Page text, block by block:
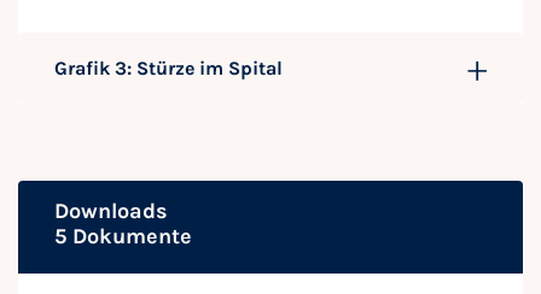
Grafik 3: Stürze im Spital
Downloads
5 Dokumente